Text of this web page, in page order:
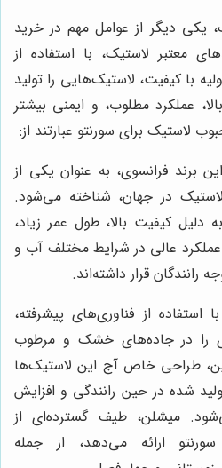
یکی دیگر از عوامل مهم در خرید
معتبر لاستیک، با استفاده از
با کیفیت، لاستیک‌هایی را تولید
عملکرد مطلوب، و ایمنی بیشتر
لاستیک برای سورنتو عبارتند از:
این برند فرانسوی، به عنوان یکی از
لاستیک در جهان، شناخته می‌شود.
دلیل کیفیت بالا، طول عمر زیاد،
عالی در شرایط مختلف آب و
رانندگان قرار داشته‌اند.
استفاده از فناوری‌های پیشرفته،
را در جاده‌های خشک و مرطوب
طراحی خاص آج این لاستیک‌ها
شده در حین رانندگی و افزایش
میشلن، طیف گسترده‌ای از
ارائه می‌دهد، از جمله